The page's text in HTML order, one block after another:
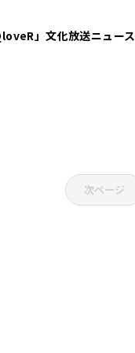
」文化放送ニュース
次ページ